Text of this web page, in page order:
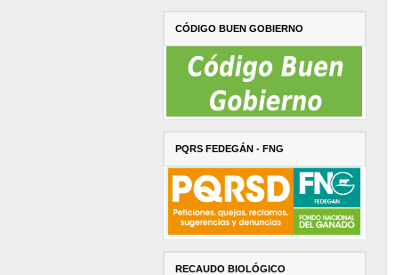
CÓDIGO BUEN GOBIERNO
PQRS FEDEGÁN - FNG
RECAUDO BIOLÓGICO